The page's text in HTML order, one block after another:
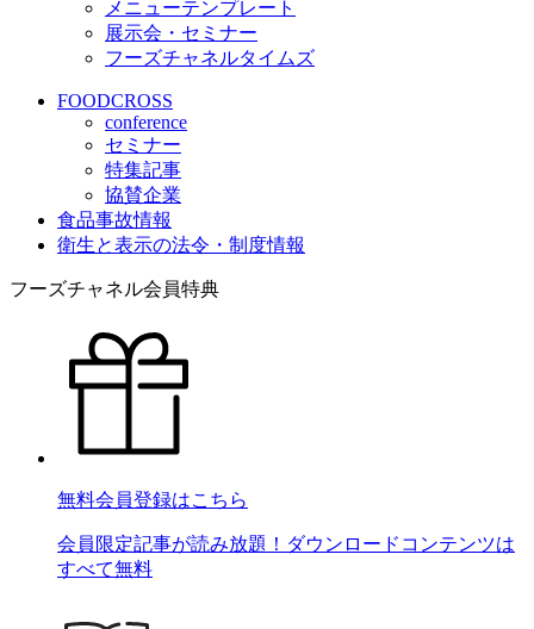
メニューテンプレート
展示会・セミナー
フーズチャネルタイムズ
FOODCROSS
conference
セミナー
特集記事
協賛企業
食品事故情報
衛生と表示の法令・制度情報
フーズチャネル会員特典
無料会員登録はこちら
会員限定記事が読み放題！ダウンロードコンテンツは
すべて無料